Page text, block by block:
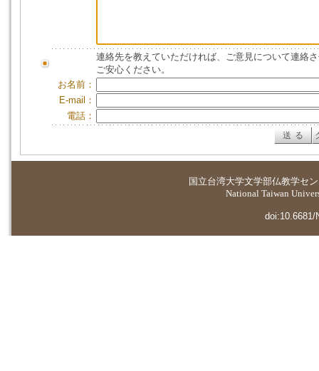
連絡先を教えていただければ、ご意見について連絡
ご安心ください。
お名前：
E-mail：
電話：
国立台湾大学文学部仏教学セ
National Taiwan
doi:10.6681/